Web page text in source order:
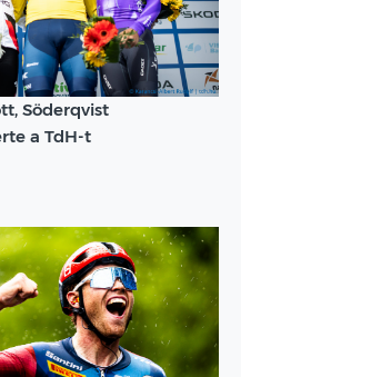
Söderqvist
a TdH-t